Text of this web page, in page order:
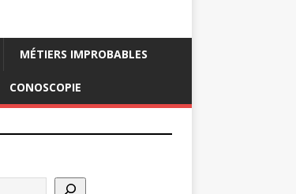
MÉTIERS IMPROBABLES
CONOSCOPIE